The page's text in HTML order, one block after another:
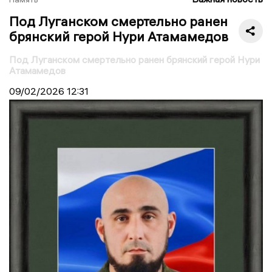
Под Луганском смертельно ранен
брянский герой Нури Атамамедов
Под Луганском смертельно ранен брянский герой Нури
Атамамедов
09/02/2026 12:31